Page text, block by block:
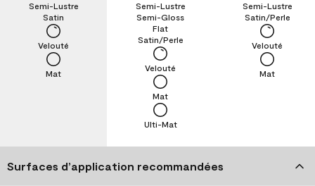
Mat
Velouté
Satin
Semi-Lustre
Ulti-Mat
Mat
Velouté
Satin/Perle
Flat
Semi-Gloss
Semi-Lustre
Mat
Velouté
Satin/Perle
Semi-Lustre
Surfaces d’application recommandées